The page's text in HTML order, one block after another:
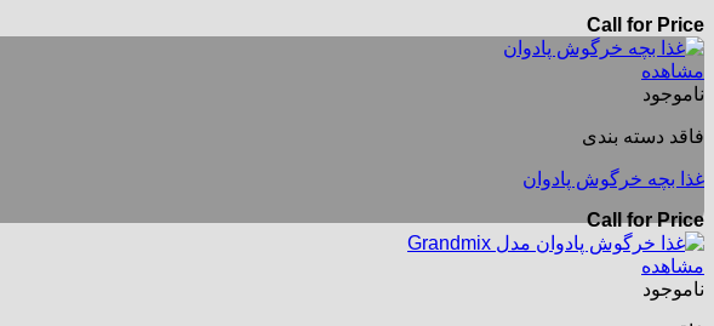
Call for Price
مشاهده
ناموجود
فاقد دسته بندی
غذا بچه خرگوش پادوان
Call for Price
مشاهده
ناموجود